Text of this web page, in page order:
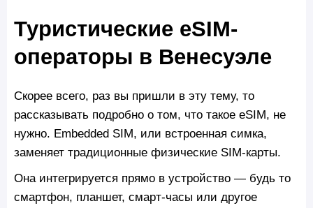
Туристические eSIM-
операторы в Венесуэле
Скорее всего, раз вы пришли в эту тему, то
рассказывать подробно о том, что такое eSIM, не
нужно. Embedded SIM, или встроенная симка,
заменяет традиционные физические SIM-карты.
Она интегрируется прямо в устройство — будь то
смартфон, планшет, смарт-часы или другое